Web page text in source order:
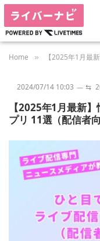
Home » 【2025年1月最新】
2024/07/14 10:03 ⇆
【2025年1月最新
プリ 11選（配信者向